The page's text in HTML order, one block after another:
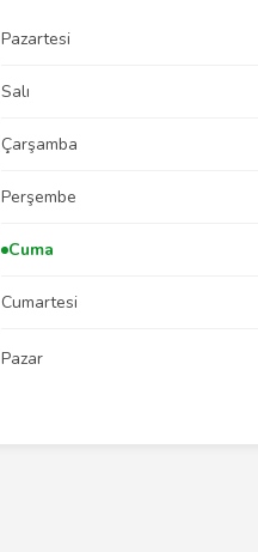
Pazartesi
Salı
Çarşamba
Perşembe
Cuma
Cumartesi
Pazar